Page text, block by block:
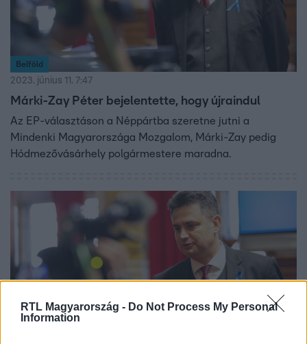
RTL Magyarország - Do Not Process My Personal
Information
Belföld
2023. június 11. 7:47
Márki-Zay Péter bejelentette, hogy újraindul
Az EP-választáson a Néppártba szeretne jutni a
Mindenki Magyarországa Mozgalom, Márki-Zay pedig
Hódmezővásárhely polgármestere maradna.